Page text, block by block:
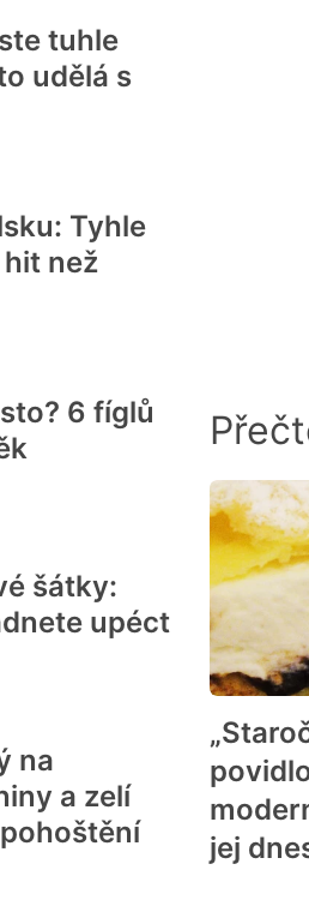
tuhle
udělá s
Tyhle
než
6 fíglů
šátky:
upéct
na
a zelí
jej